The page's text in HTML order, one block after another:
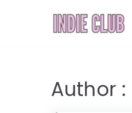
Author :